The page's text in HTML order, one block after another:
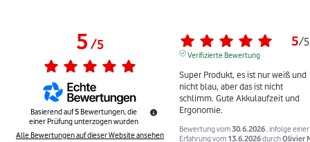
5/5
Basierend auf5 Bewertungen, die
einer Prüfung unterzogen wurden
Alle Bewertungen auf dieser Website ansehen
5/5
Verifizierte Bewertung
Super Produkt, es ist nur weiß und
nicht blau, aber das ist nicht
schlimm. Gute Akkulaufzeit und
Ergonomie.
Bewertung vom30.6.2026 , infolge einer
Erfahrung vom 13.6.2026durchOlivier